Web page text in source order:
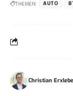
THEMEN: AUTO
Christian